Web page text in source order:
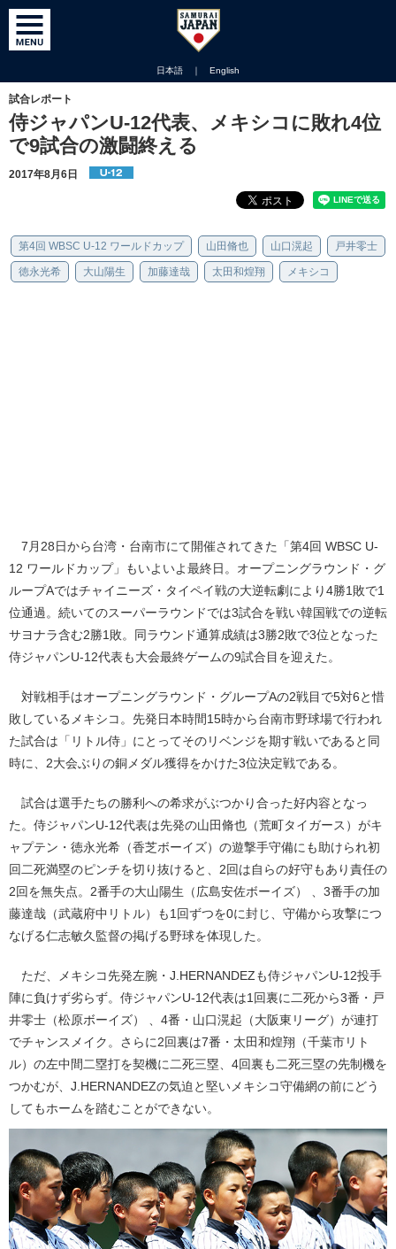
日本語 ｜ English
試合レポート
侍ジャパンU-12代表、メキシコに敗れ4位
で9試合の激闘終える
2017年8月6日
第4回 WBSC U-12 ワールドカップ 山田脩也 山口滉起 戸井零士
徳永光希 大山陽生 加藤達哉 太田和煌翔 メキシコ
7月28日から台湾・台南市にて開催されてきた「第4回 WBSC U-
12 ワールドカップ」もいよいよ最終日。オープニングラウンド・グ
ループAではチャイニーズ・タイペイ戦の大逆転劇により4勝1敗で1
位通過。続いてのスーパーラウンドでは3試合を戦い韓国戦での逆転
サヨナラ含む2勝1敗。同ラウンド通算成績は3勝2敗で3位となった
侍ジャパンU-12代表も大会最終ゲームの9試合目を迎えた。
対戦相手はオープニングラウンド・グループAの2戦目で5対6と惜
敗しているメキシコ。先発日本時間15時から台南市野球場で行われ
た試合は「リトル侍」にとってそのリベンジを期す戦いであると同
時に、2大会ぶりの銅メダル獲得をかけた3位決定戦である。
試合は選手たちの勝利への希求がぶつかり合った好内容となっ
た。侍ジャパンU-12代表は先発の山田脩也（荒町タイガース）がキ
ャプテン・徳永光希（香芝ボーイズ）の遊撃手守備にも助けられ初
回二死満塁のピンチを切り抜けると、2回は自らの好守もあり責任の
2回を無失点。2番手の大山陽生（広島安佐ボーイズ） 、3番手の加
藤達哉（武蔵府中リトル）も1回ずつを0に封じ、守備から攻撃につ
なげる仁志敏久監督の掲げる野球を体現した。
ただ、メキシコ先発左腕・J.HERNANDEZも侍ジャパンU-12投手
陣に負けず劣らず。侍ジャパンU-12代表は1回裏に二死から3番・戸
井零士（松原ボーイズ） 、4番・山口滉起（大阪東リーグ）が連打
でチャンスメイク。さらに2回裏は7番・太田和煌翔（千葉市リト
ル）の左中間二塁打を契機に二死三塁、4回裏も二死三塁の先制機を
つかむが、J.HERNANDEZの気迫と堅いメキシコ守備網の前にどう
してもホームを踏むことができない。